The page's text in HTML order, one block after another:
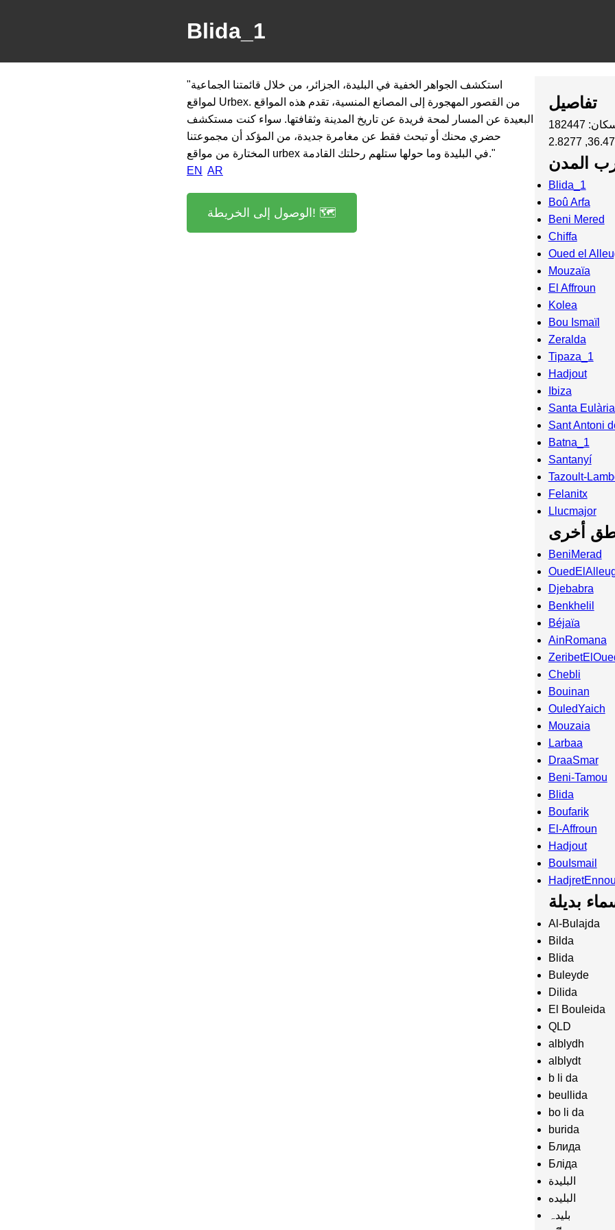
Blida_1
"استكشف الجواهر الخفية في البليدة، الجزائر، من خلال قائمتنا الجماعية
لمواقع Urbex. من القصور المهجورة إلى المصانع المنسية، تقدم هذه المواقع
البعيدة عن المسار لمحة فريدة عن تاريخ المدينة وثقافتها. سواء كنت مستكشف
حضري محنك أو تبحث فقط عن مغامرة جديدة، من المؤكد أن مجموعتنا
المختارة من مواقع urbex في البليدة وما حولها ستلهم رحلتك القادمة."
EN AR
الوصول إلى الخريطة! 🗺️
تفاصيل
182447
المدن
Blida_1
Boû Arfa
Beni Mered
Chiffa
Oued el
Mouzaïa
El Affroun
Kolea
Bou Ismaïl
Zeralda
Tipaza_1
Hadjout
Ibiza
Santa
Sant Antoni
Batna_1
Santanyí
Tazoult-
Felanitx
Llucmajor
أخرى
BeniMerad
Djebabra
Benkhelil
Béjaïa
AinRomana
Chebli
Bouinan
OuledYaich
Mouzaia
Larbaa
DraaSmar
Beni-Tamou
Blida
Boufarik
El-Affroun
Hadjout
BouIsmail
بديلة
Al-Bulajda
Bilda
Blida
Buleyde
Dilida
El Bouleida
QLD
alblydh
alblydt
b li da
beullida
bo li da
burida
Блида
Бліда
البليدة
البلیده
بلیدہ